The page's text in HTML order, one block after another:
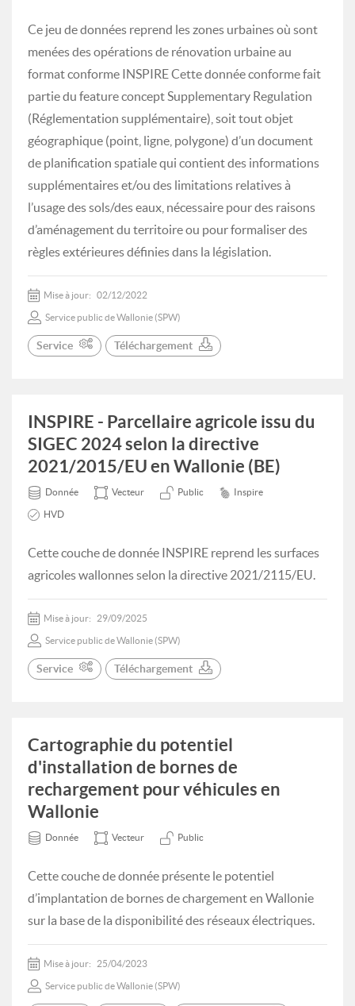
Ce jeu de données reprend les zones urbaines où sont
menées des opérations de rénovation urbaine au
format conforme INSPIRE Cette donnée conforme fait
partie du feature concept Supplementary Regulation
(Réglementation supplémentaire), soit tout objet
géographique (point, ligne, polygone) d’un document
de planification spatiale qui contient des informations
supplémentaires et/ou des limitations relatives à
l’usage des sols/des eaux, nécessaire pour des raisons
d’aménagement du territoire ou pour formaliser des
règles extérieures définies dans la législation.
Mise à jour: 02/12/2022
Service public de Wallonie (SPW)
Service Téléchargement
INSPIRE - Parcellaire agricole issu du
SIGEC 2024 selon la directive
2021/2015/EU en Wallonie (BE)
Donnée Vecteur Public Inspire
HVD
Cette couche de donnée INSPIRE reprend les surfaces
agricoles wallonnes selon la directive 2021/2115/EU.
Mise à jour: 29/09/2025
Service public de Wallonie (SPW)
Service Téléchargement
Cartographie du potentiel
d'installation de bornes de
rechargement pour véhicules en
Wallonie
Donnée Vecteur Public
Cette couche de donnée présente le potentiel
d’implantation de bornes de chargement en Wallonie
sur la base de la disponibilité des réseaux électriques.
Mise à jour: 25/04/2023
Service public de Wallonie (SPW)